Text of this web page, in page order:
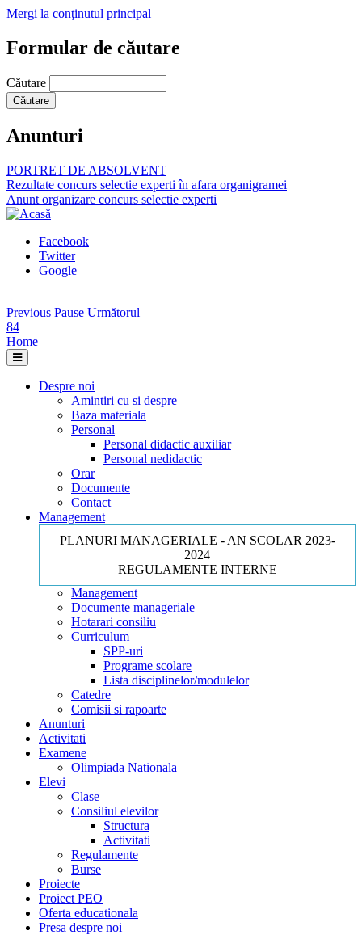
Mergi la conţinutul principal
Formular de căutare
Căutare
Anunturi
PORTRET DE ABSOLVENT
Rezultate concurs selectie experti în afara organigramei
Anunt organizare concurs selectie experti
Facebook
Twitter
Google
Previous Pause Următorul
84
Home
Despre noi
Amintiri cu si despre
Baza materiala
Personal
Personal didactic auxiliar
Personal nedidactic
Orar
Documente
Contact
Management
PLANURI MANAGERIALE - AN SCOLAR 2023-
2024
REGULAMENTE INTERNE
Management
Documente manageriale
Hotarari consiliu
Curriculum
SPP-uri
Programe scolare
Lista disciplinelor/modulelor
Catedre
Comisii si rapoarte
Anunturi
Activitati
Examene
Olimpiada Nationala
Elevi
Clase
Consiliul elevilor
Structura
Activitati
Regulamente
Burse
Proiecte
Proiect PEO
Oferta educationala
Presa despre noi